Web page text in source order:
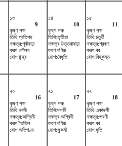
১৩
9
কৃষ্ণ পক্ষ
তিথি:প্রতিপদ
নক্ষত্র:পূর্বাষাঢ়া
করণ:কৌলব
যোগ:ইন্দ্র
১৪
10
কৃষ্ণ পক্ষ
তিথি:তৃতীয়া
নক্ষত্র:উত্তরাষাঢ়া
করণ:বণিজ
যোগ:বৈধৃতি
১৫
11
কৃষ্ণ পক্ষ
তিথি:চতুর্থী
নক্ষত্র:শ্রবণা
করণ:বব
যোগ:বিষ্কুম্ভ
২০
16
কৃষ্ণ পক্ষ
তিথি:নবমী
নক্ষত্র:অশ্বিনী
করণ:তৈতিল
যোগ:অতিগণ্ড
২১
17
কৃষ্ণ পক্ষ
তিথি:দশমী
নক্ষত্র:অশ্বিনী
করণ:বণিজ
যোগ:সুকর্মা
২২
18
কৃষ্ণ পক্ষ
তিথি:একাদশী
নক্ষত্র:ভরণী
করণ:বব
যোগ:ধৃতি